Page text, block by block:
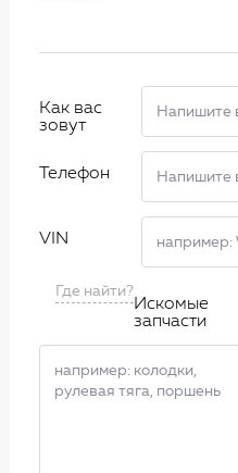
Как вас
зовут
Телефон
VIN
Где найти?
Искомые
запчасти